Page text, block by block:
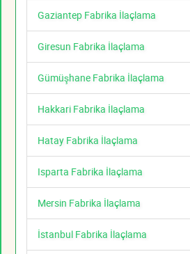
Gaziantep Fabrika İlaçlama
Giresun Fabrika İlaçlama
Gümüşhane Fabrika İlaçlama
Hakkari Fabrika İlaçlama
Hatay Fabrika İlaçlama
Isparta Fabrika İlaçlama
Mersin Fabrika İlaçlama
İstanbul Fabrika İlaçlama